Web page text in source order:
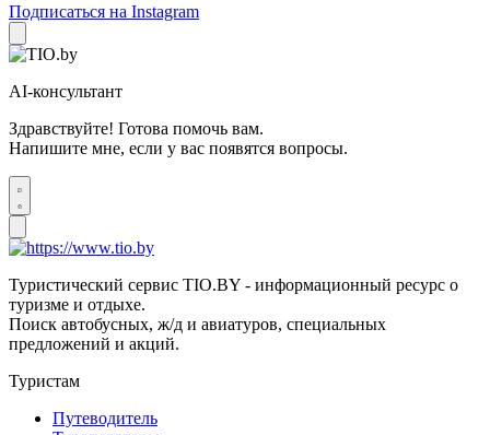
Подписаться на Instagram
AI-консультант
Здравствуйте! Готова помочь вам.
Напишите мне, если у вас появятся вопросы.
Туристический сервис TIO.BY - информационный ресурс о
туризме и отдыхе.
Поиск автобусных, ж/д и авиатуров, специальных
предложений и акций.
Туристам
Путеводитель